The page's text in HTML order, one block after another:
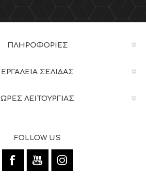
ΠΛΗΡΟΦΟΡΊΕΣ
ΕΡΓΑΛΕΊΑ ΣΕΛΊΔΑΣ
ΩΡΕΣ ΛΕΙΤΟΥΡΓΙΑΣ
FOLLOW US